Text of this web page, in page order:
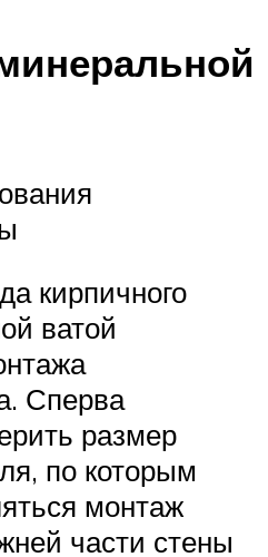
кирпичного
ватой
Сперва
размер
по которым
монтаж
части стены